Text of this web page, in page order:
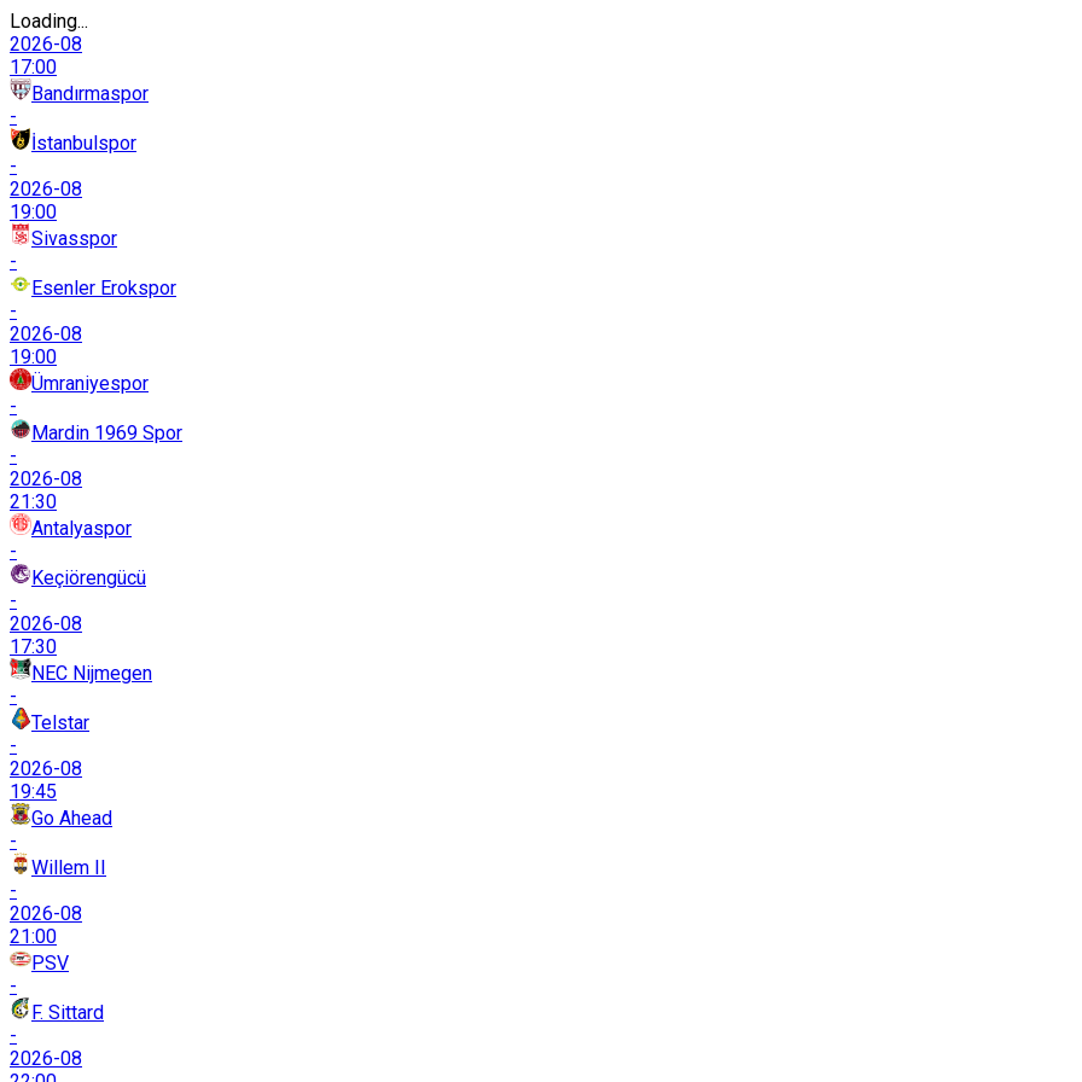
Loading...
2026-08
17:00
Bandırmaspor
-
İstanbulspor
-
2026-08
19:00
Sivasspor
-
Esenler Erokspor
-
2026-08
19:00
Ümraniyespor
-
Mardin 1969 Spor
-
2026-08
21:30
Antalyaspor
-
Keçiörengücü
-
2026-08
17:30
NEC Nijmegen
-
Telstar
-
2026-08
19:45
Go Ahead
-
Willem II
-
2026-08
21:00
PSV
-
F. Sittard
-
2026-08